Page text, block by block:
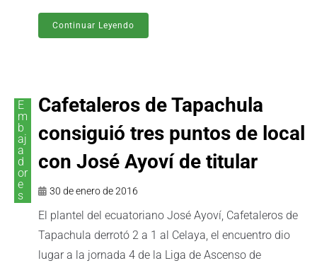
Continuar Leyendo
E
m
b
aj
a
d
or
e
s
Cafetaleros de Tapachula
consiguió tres puntos de local
con José Ayoví de titular
30 de enero de 2016
El plantel del ecuatoriano José Ayoví, Cafetaleros de
Tapachula derrotó 2 a 1 al Celaya, el encuentro dio
lugar a la jornada 4 de la Liga de Ascenso de